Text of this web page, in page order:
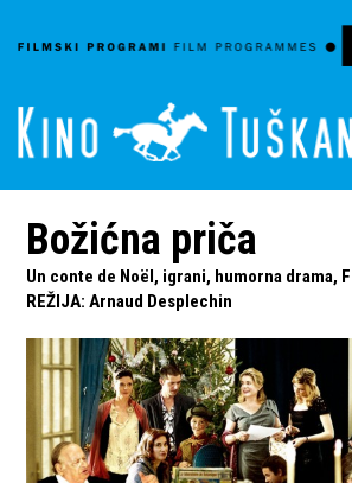
Božićna priča
Un conte de Noël, igrani, humorna drama,
REŽIJA: Arnaud Desplechin